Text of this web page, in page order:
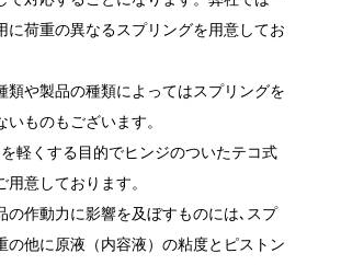
に荷重の異なるスプリングを用意してお
類や製品の種類によってはスプリングを
いものもございます。
軽くする目的でヒンジのついたテコ式
用意しております。
の作動力に影響を及ぼすものには､スプ
の他に原液（内容液）の粘度とピストン